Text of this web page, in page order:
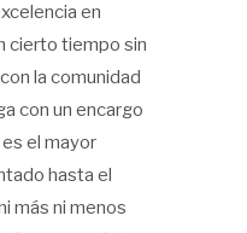
en
cierto tiempo sin
la comunidad
con un encargo
el mayor
hasta el
más ni menos